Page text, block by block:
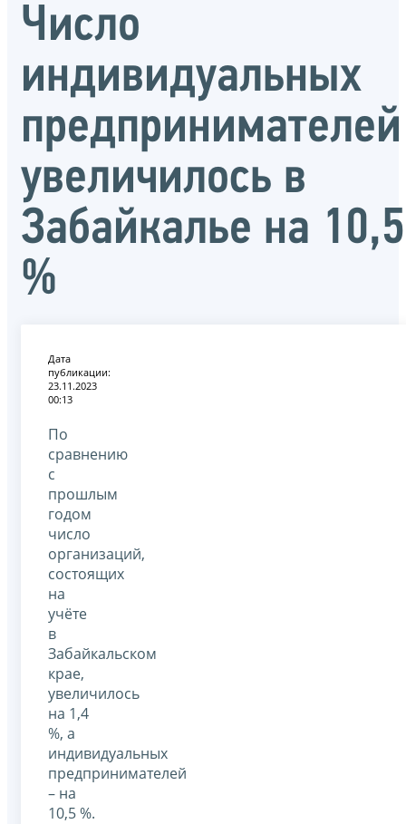
Число
индивидуальных
предпринимателей
увеличилось в
Забайкалье на 10,5
%
Дата
публикации:
23.11.2023
00:13
По
сравнению
с
прошлым
годом
число
организаций,
состоящих
на
учёте
в
Забайкальском
крае,
увеличилось
на 1,4
%, а
индивидуальных
предпринимателей
– на
10,5 %.